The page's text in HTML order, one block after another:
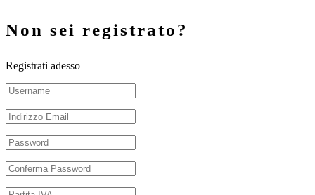
Non sei registrato?
Registrati adesso